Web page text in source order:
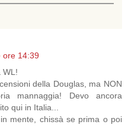
ore 14:39
WL!
della Douglas, ma NON
mannaggia! Devo ancora
qui in Italia...
mente, chissà se prima o poi